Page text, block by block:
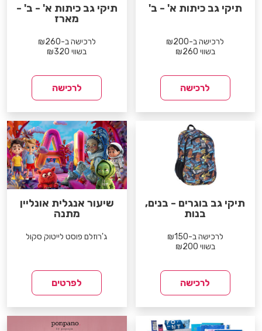
תיקי גב כיתות א' - ב'
לרכישה ב-₪200
בשווי ₪260
לרכישה
תיקי גב כיתות א' - ב' -
מארז
לרכישה ב-₪260
בשווי ₪320
לרכישה
תיקי גב בוגרים - בנים,
בנות
לרכישה ב-₪150
בשווי ₪200
לרכישה
שיעור אנגלית אונליין
מתנה
ג'רוזלם פוסט לייטוק סקול
לפרטים